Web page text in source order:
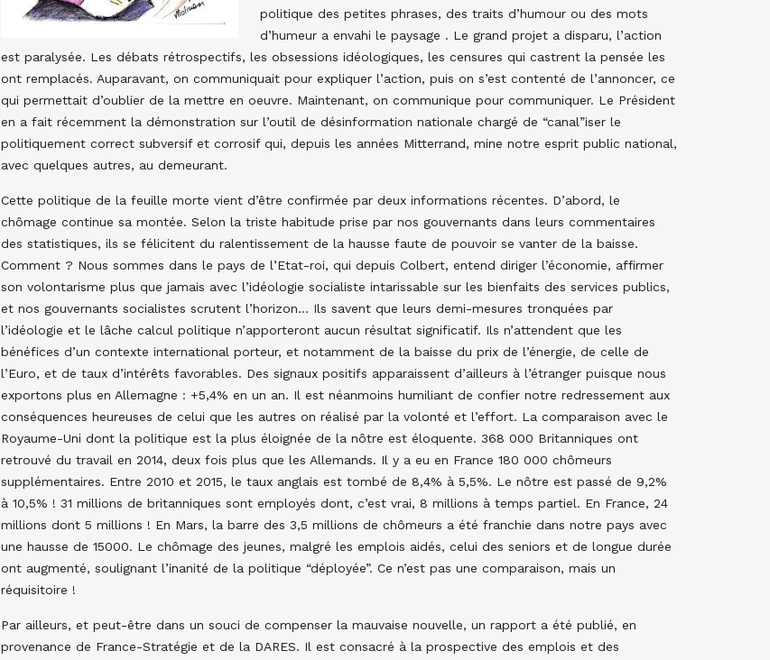
politique des petites phrases, des traits d’humour ou des mots
d’humeur a envahi le paysage . Le grand projet a disparu, l’action
est paralysée. Les débats rétrospectifs, les obsessions idéologiques, les censures qui castrent la pensée les
ont remplacés. Auparavant, on communiquait pour expliquer l’action, puis on s’est contenté de l’annoncer, ce
qui permettait d’oublier de la mettre en oeuvre. Maintenant, on communique pour communiquer. Le Président
en a fait récemment la démonstration sur l’outil de désinformation nationale chargé de “canal”iser le
politiquement correct subversif et corrosif qui, depuis les années Mitterrand, mine notre esprit public national,
avec quelques autres, au demeurant.
Cette politique de la feuille morte vient d’être confirmée par deux informations récentes. D’abord, le
chômage continue sa montée. Selon la triste habitude prise par nos gouvernants dans leurs commentaires
des statistiques, ils se félicitent du ralentissement de la hausse faute de pouvoir se vanter de la baisse.
Comment ? Nous sommes dans le pays de l’Etat-roi, qui depuis Colbert, entend diriger l’économie, affirmer
son volontarisme plus que jamais avec l’idéologie socialiste intarissable sur les bienfaits des services publics,
et nos gouvernants socialistes scrutent l’horizon… Ils savent que leurs demi-mesures tronquées par
l’idéologie et le lâche calcul politique n’apporteront aucun résultat significatif. Ils n’attendent que les
bénéfices d’un contexte international porteur, et notamment de la baisse du prix de l’énergie, de celle de
l’Euro, et de taux d’intérêts favorables. Des signaux positifs apparaissent d’ailleurs à l’étranger puisque nous
exportons plus en Allemagne : +5,4% en un an. Il est néanmoins humiliant de confier notre redressement aux
conséquences heureuses de celui que les autres on réalisé par la volonté et l’effort. La comparaison avec le
Royaume-Uni dont la politique est la plus éloignée de la nôtre est éloquente. 368 000 Britanniques ont
retrouvé du travail en 2014, deux fois plus que les Allemands. Il y a eu en France 180 000 chômeurs
supplémentaires. Entre 2010 et 2015, le taux anglais est tombé de 8,4% à 5,5%. Le nôtre est passé de 9,2%
à 10,5% ! 31 millions de britanniques sont employés dont, c’est vrai, 8 millions à temps partiel. En France, 24
millions dont 5 millions ! En Mars, la barre des 3,5 millions de chômeurs a été franchie dans notre pays avec
une hausse de 15000. Le chômage des jeunes, malgré les emplois aidés, celui des seniors et de longue durée
ont augmenté, soulignant l’inanité de la politique “déployée”. Ce n’est pas une comparaison, mais un
réquisitoire !
Par ailleurs, et peut-être dans un souci de compenser la mauvaise nouvelle, un rapport a été publié, en
provenance de France-Stratégie et de la DARES. Il est consacré à la prospective des emplois et des